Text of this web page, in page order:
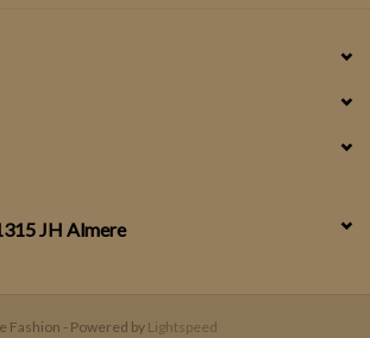
JH Almere
Fashion - Powered by Lightspeed